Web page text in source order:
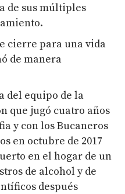
de sus múltiples
cierre para una vida
de manera
del equipo de la
que jugó cuatro años
y con los Bucaneros
en octubre de 2017
en el hogar de un
de alcohol y de
después